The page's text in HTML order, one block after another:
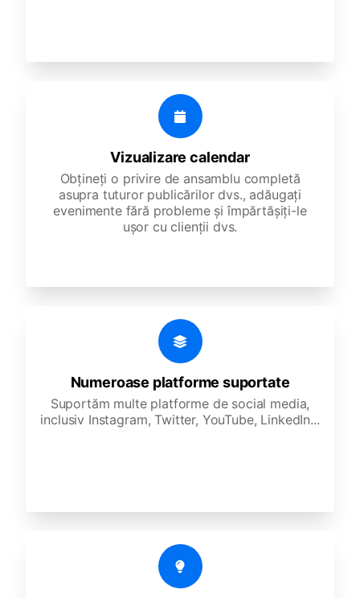
Vizualizare calendar
Obțineți o privire de ansamblu completă
asupra tuturor publicărilor dvs., adăugați
evenimente fără probleme și împărtășiți-le
ușor cu clienții dvs.
Numeroase platforme suportate
Suportăm multe platforme de social media,
inclusiv Instagram, Twitter, YouTube, LinkedIn...